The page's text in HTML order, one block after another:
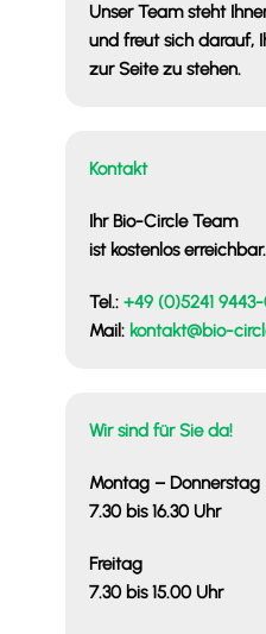
Unser Team steht
und freut sich darauf,
zur Seite zu stehen.
Kontakt
Ihr Bio-Circle Team
ist kostenlos erreichbar.
Tel.: +49 (0)5241
Mail: kontakt@bio-
Wir sind für Sie da!
Montag – Donnerstag
7.30 bis 16.30 Uhr
Freitag
7.30 bis 15.00 Uhr